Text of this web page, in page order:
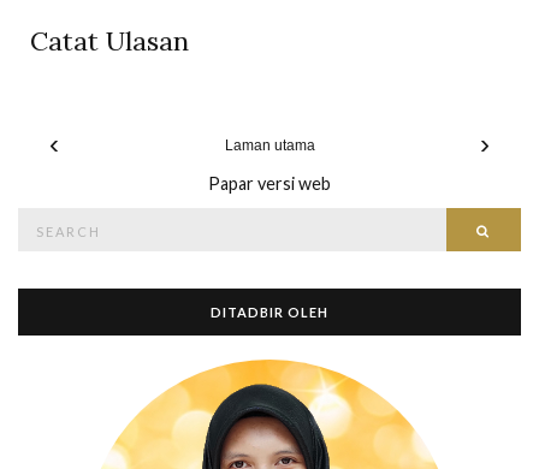
Catat Ulasan
‹ ›
Laman utama
Papar versi web
for:
DITADBIR OLEH